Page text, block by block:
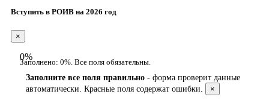
Вступить в РОИВ на 2026 год
×
0%
Заполнено: 0%. Все поля обязательны.
Заполните все поля правильно - форма проверит данные
автоматически. Красные поля содержат ошибки.
×